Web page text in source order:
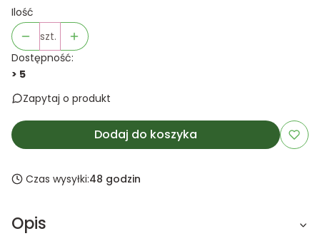
Ilość
szt.
Dostępność:
> 5
Zapytaj o produkt
Dodaj do koszyka
Czas wysyłki:48 godzin
Opis